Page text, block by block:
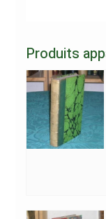
Produits